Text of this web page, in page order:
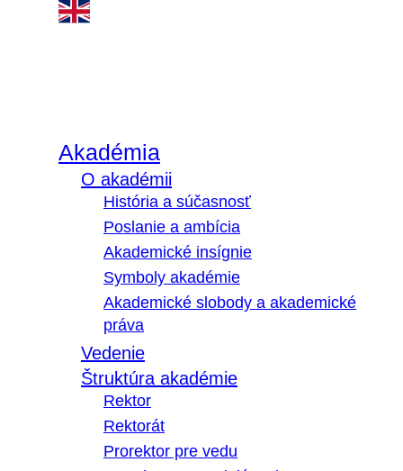
Akadémia
O akadémii
História a súčasnosť
Poslanie a ambícia
Akademické insígnie
Symboly akadémie
Akademické slobody a akademické
práva
Vedenie
Štruktúra akadémie
Rektor
Rektorát
Prorektor pre vedu